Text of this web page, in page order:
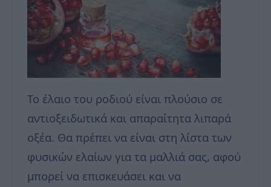
Το έλαιο του ροδιού είναι πλούσιο σε
αντιοξειδωτικά και απαραίτητα λιπαρά
οξέα. Θα πρέπει να είναι στη λίστα των
φυσικών ελαίων για τα μαλλιά σας, αφού
μπορεί να επισκευάσει και να